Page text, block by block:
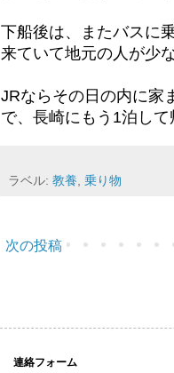
下船後は、またバスに
来ていて地元の人が少
JRならその日の内に家
で、長崎にもう1泊して
ラベル: 教養 乗り物
次の投稿
連絡フォーム